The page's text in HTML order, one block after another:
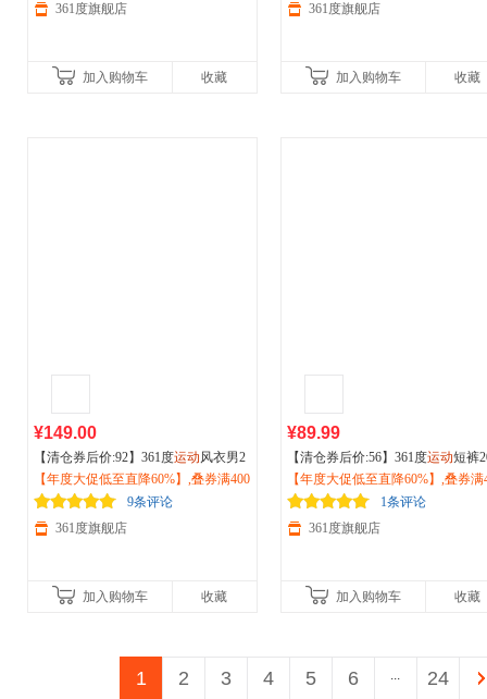
361度旗舰店
加入购物车 收藏
361度旗舰店
加入购物车 收藏
¥149.00
【清仓券后价:92】361度运动风衣男2
026秋冬季运动立领夹克男子户外登山
徒步防风外套 652534603V
【年度大促低至直降60%】,叠券满400
减150/600减230,立即抢购！
9条评论
361度旗舰店
加入购物车 收藏
¥89.99
【清仓券后价:56】361度运动短裤
6夏季新款男子针织短裤透气网眼
裤户外跑步裤652621703
【年度大促低至直降60%】,叠券满
减150/600减230,立即抢购！
1条评论
361度旗舰店
加入购物车 收藏
1 2 3 4 5 6 ... 24